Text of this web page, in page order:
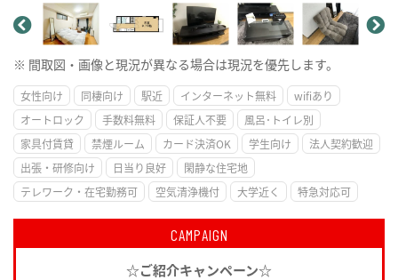
※ 間取図・画像と現況が異なる場合は現況を優先します。
女性向け 同棲向け 駅近 インターネット無料
wifiあり
オートロック
手数料無料 保証人不要
風呂･トイレ別
家具付賃貸
禁煙ルーム カード決済OK 学生向け
法人契約歓迎
出張・研修向け
日当り良好
閑静な住宅地
テレワーク・在宅勤務可
空気清浄機付 大学近く 特急対応可
CAMPAIGN
☆ご紹介キャンペーン☆